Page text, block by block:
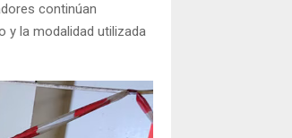
continúan
y la modalidad utilizada